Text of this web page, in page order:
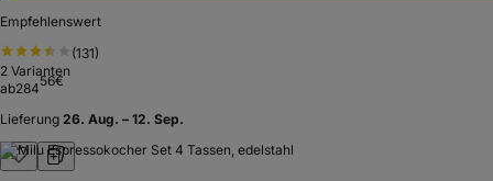
Empfehlenswert
(131)
2 Varianten
ab28456€
Lieferung 26. Aug. – 12. Sep.